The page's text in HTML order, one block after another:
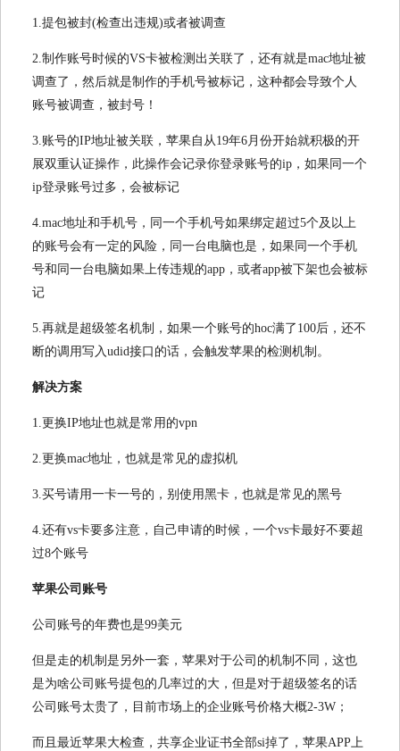
1.提包被封(检查出违规)或者被调查
2.制作账号时候的VS卡被检测出关联了，还有就是mac地址被
调查了，然后就是制作的手机号被标记，这种都会导致个人
账号被调查，被封号！
3.账号的IP地址被关联，苹果自从19年6月份开始就积极的开
展双重认证操作，此操作会记录你登录账号的ip，如果同一个
ip登录账号过多，会被标记
4.mac地址和手机号，同一个手机号如果绑定超过5个及以上
的账号会有一定的风险，同一台电脑也是，如果同一个手机
号和同一台电脑如果上传违规的app，或者app被下架也会被标
记
5.再就是超级签名机制，如果一个账号的hoc满了100后，还不
断的调用写入udid接口的话，会触发苹果的检测机制。
解决方案
1.更换IP地址也就是常用的vpn
2.更换mac地址，也就是常见的虚拟机
3.买号请用一卡一号的，别使用黑卡，也就是常见的黑号
4.还有vs卡要多注意，自己申请的时候，一个vs卡最好不要超
过8个账号
苹果公司账号
公司账号的年费也是99美元
但是走的机制是另外一套，苹果对于公司的机制不同，这也
是为啥公司账号提包的几率过的大，但是对于超级签名的话
公司账号太贵了，目前市场上的企业账号价格大概2-3W；
而且最近苹果大检查，共享企业证书全部si掉了，苹果APP上